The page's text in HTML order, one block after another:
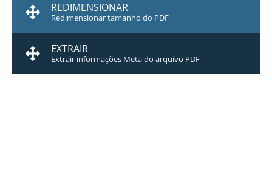
REDIMENSIONAR
Redimensionar tamanho do PDF
EXTRAIR
Extrair informações Meta do arquivo PDF